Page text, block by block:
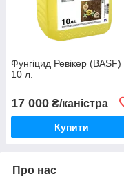
Фунгіцид Ревікер (BASF)
10 л.
17 000 ₴/каністра
Купити
Про нас